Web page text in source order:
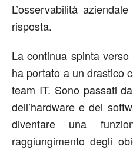
L’osservabilità
risposta.
La continua spinta verso
ha portato a un drastico
team IT. Sono passati
dell’hardware e del
diventare una
raggiungimento degli